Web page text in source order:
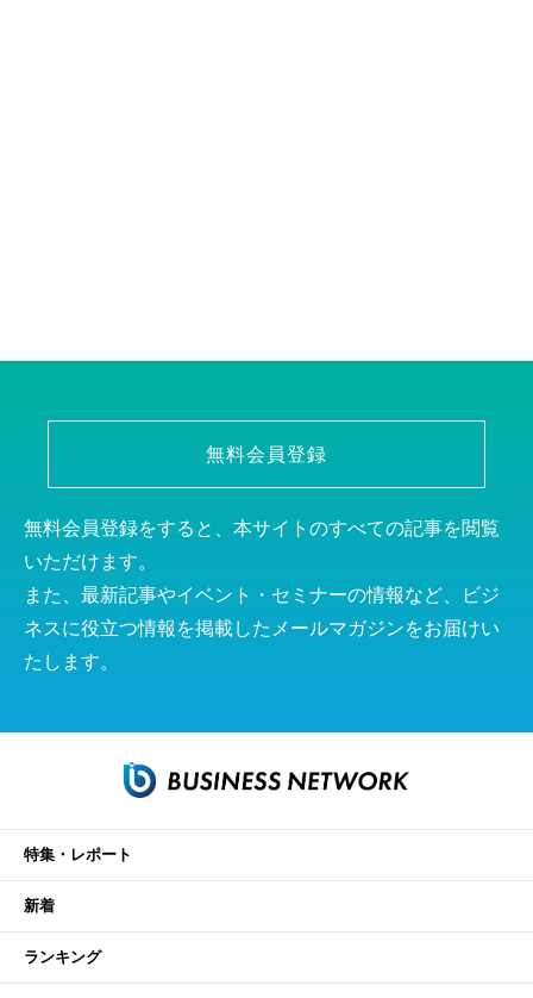
無料会員登録
無料会員登録をすると、本サイトのすべての記事を閲覧
いただけます。
また、最新記事やイベント・セミナーの情報など、ビジ
ネスに役立つ情報を掲載したメールマガジンをお届けい
たします。
特集・レポート
新着
ランキング